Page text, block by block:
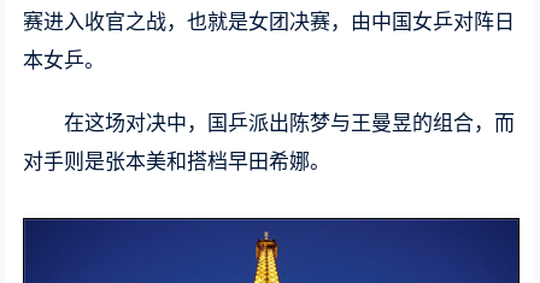
赛进入收官之战，也就是女团决赛，由中国女乒对阵日
本女乒。
在这场对决中，国乒派出陈梦与王曼昱的组合，而
对手则是张本美和搭档早田希娜。